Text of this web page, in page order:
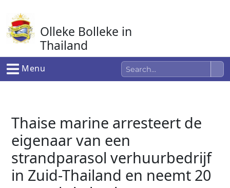
naar
de
inhoud
Olleke Bolleke in
Thailand
In Thailand
Menu
Thaise marine arresteert de
eigenaar van een
strandparasol verhuurbedrijf
in Zuid-Thailand en neemt 20